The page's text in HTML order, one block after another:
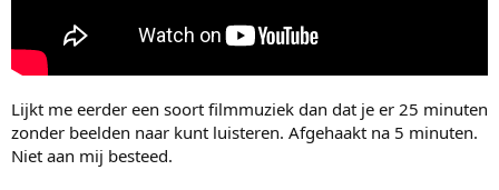
Lijkt me eerder een soort filmmuziek dan dat je er 25 minuten
zonder beelden naar kunt luisteren. Afgehaakt na 5 minuten.
Niet aan mij besteed.